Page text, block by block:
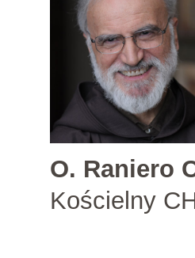
O. Raniero
Kościelny